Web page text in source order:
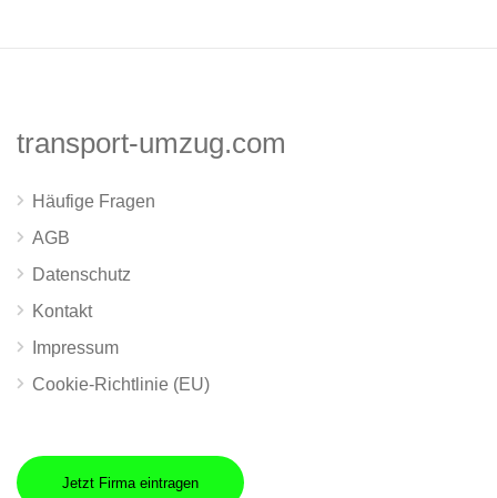
transport-umzug.com
Häufige Fragen
AGB
Datenschutz
Kontakt
Impressum
Cookie-Richtlinie (EU)
Jetzt Firma eintragen